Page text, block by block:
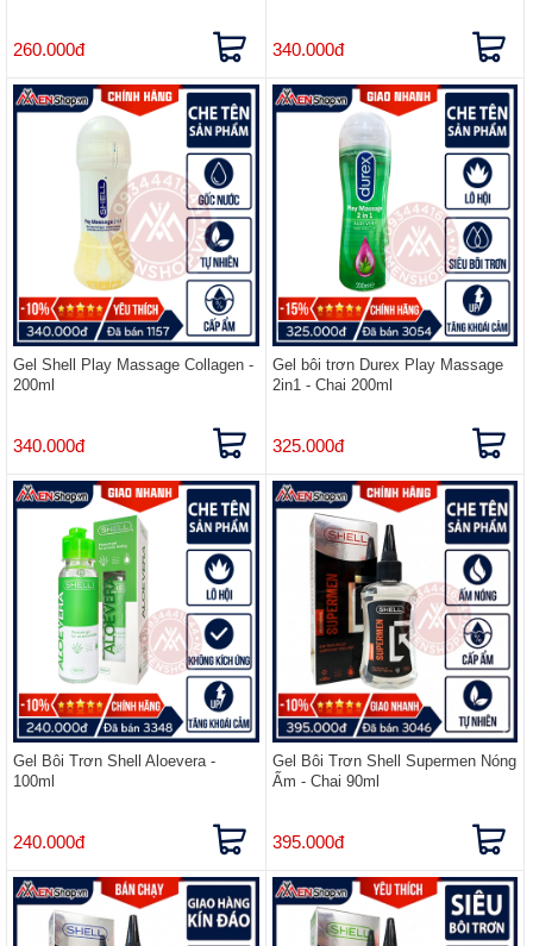
260.000đ 340.000đ
Gel Shell Play Massage Collagen -
200ml
340.000đ
Gel bôi trơn Durex Play Massage
2in1 - Chai 200ml
325.000đ
Gel Bôi Trơn Shell Aloevera -
100ml
240.000đ
Gel Bôi Trơn Shell Supermen Nóng
Ấm - Chai 90ml
395.000đ